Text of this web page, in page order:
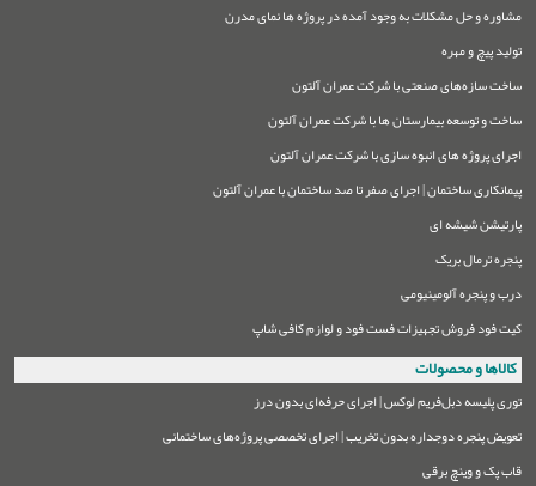
مشاوره و حل مشکلات به وجود آمده در پروژه ها نمای مدرن
تولید پیچ و مهره
ساخت سازه‌های صنعتی با شرکت عمران آلتون
ساخت و توسعه بیمارستان ها با شرکت عمران آلتون
اجرای پروژه های انبوه سازی با شرکت عمران آلتون
پیمانکاری ساختمان | اجرای صفر تا صد ساختمان با عمران آلتون
پارتیشن شیشه ای
پنجره ترمال بریک
درب و پنجره آلومینیومی
کیت فود فروش تجهیزات فست فود و لوازم کافی شاپ
کالاها و محصولات
توری پلیسه دبل‌فریم لوکس | اجرای حرفه‌ای بدون درز
تعویض پنجره دوجداره بدون تخریب | اجرای تخصصی پروژه‌های ساختمانی
قاب پک و وینچ برقی